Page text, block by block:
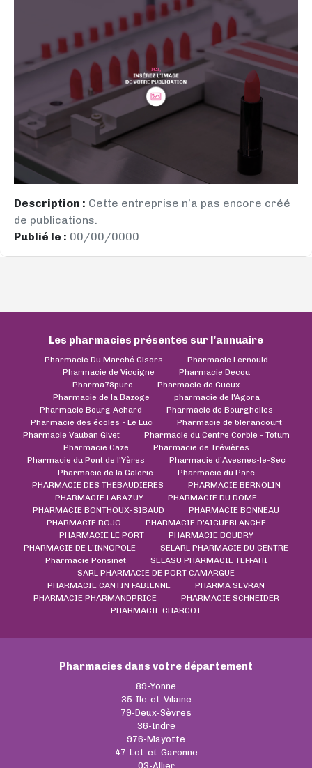
Description : Cette entreprise n’a pas encore créé
de publications.
Publié le : 00/00/0000
Les pharmacies présentes sur l’annuaire
Pharmacie Du Marché Gisors
Pharmacie Lernould
Pharmacie de Vicoigne
Pharmacie Decou
Pharma78pure
Pharmacie de Gueux
Pharmacie de la Bazoge
pharmacie de l'Agora
Pharmacie Bourg Achard
Pharmacie de Bourghelles
Pharmacie des écoles - Le Luc
Pharmacie de blerancourt
Pharmacie Vauban Givet
Pharmacie du Centre Corbie - Totum
Pharmacie Caze
Pharmacie de Trévières
Pharmacie du Pont de l'Yères
Pharmacie d’Avesnes-le-Sec
Pharmacie de la Galerie
Pharmacie du Parc
PHARMACIE DES THEBAUDIERES
PHARMACIE BERNOLIN
PHARMACIE LABAZUY
PHARMACIE DU DOME
PHARMACIE BONTHOUX-SIBAUD
PHARMACIE BONNEAU
PHARMACIE ROJO
PHARMACIE D'AIGUEBLANCHE
PHARMACIE LE PORT
PHARMACIE BOUDRY
PHARMACIE DE L'INNOPOLE
SELARL PHARMACIE DU CENTRE
Pharmacie Ponsinet
SELASU PHARMACIE TEFFAHI
SARL PHARMACIE DE PORT CAMARGUE
PHARMACIE CANTIN FABIENNE
PHARMA SEVRAN
PHARMACIE PHARMANDPRICE
PHARMACIE SCHNEIDER
PHARMACIE CHARCOT
Pharmacies dans votre département
89-Yonne
35-Ile-et-Vilaine
79-Deux-Sèvres
36-Indre
976-Mayotte
47-Lot-et-Garonne
03-Allier